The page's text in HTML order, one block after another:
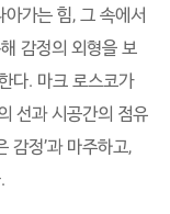
가는 힘, 그 속에서
감정의 외형을 보
다. 마크 로스코가
선과 시공간의 점유
감정’과 마주하고,